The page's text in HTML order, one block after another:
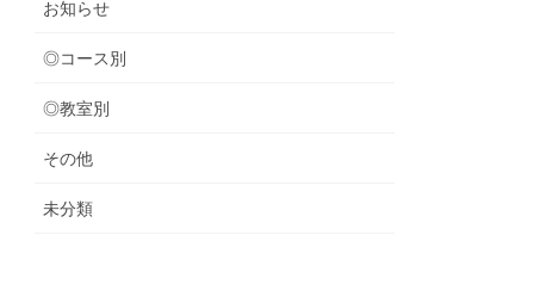
お知らせ
◎コース別
◎教室別
その他
未分類